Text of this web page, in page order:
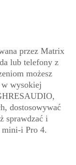
przez Matrix
lub telefony z
możesz
w wysokiej
dostosowywać
sprawdzać i
mini-i Pro 4.